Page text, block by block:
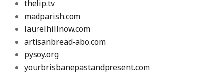
thelip.tv
madparish.com
laurelhillnow.com
artisanbread-abo.com
pysoy.org
yourbrisbanepastandpresent.com